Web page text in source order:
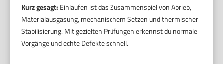
Kurz gesagt: Einlaufen ist das Zusammenspiel von Abrieb,
Materialausgasung, mechanischem Setzen und thermischer
Stabilisierung. Mit gezielten Prüfungen erkennst du normale
Vorgänge und echte Defekte schnell.